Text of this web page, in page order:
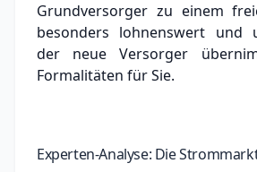
Grundversorger zu einem
besonders lohnenswert und
der neue Versorger
Formalitäten für Sie.
Experten-Analyse: Die